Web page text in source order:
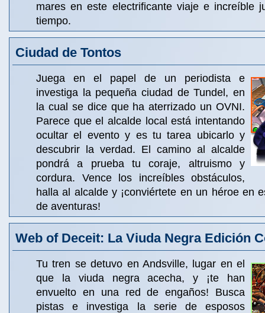
mares en este electrificante viaje e increíble
tiempo.
Ciudad de Tontos
Juega en el papel de un periodista e
investiga la pequeña ciudad de Tundel, en
la cual se dice que ha aterrizado un OVNI.
Parece que el alcalde local está intentando
ocultar el evento y es tu tarea ubicarlo y
descubrir la verdad. El camino al alcalde
pondrá a prueba tu coraje, altruismo y
cordura. Vence los increíbles obstáculos,
halla al alcalde y ¡conviértete en un héroe en
de aventuras!
Web of Deceit: La Viuda Negra Edición
Tu tren se detuvo en Andsville, lugar en el
que la viuda negra acecha, y ¡te han
envuelto en una red de engaños! Busca
pistas e investiga la serie de esposos